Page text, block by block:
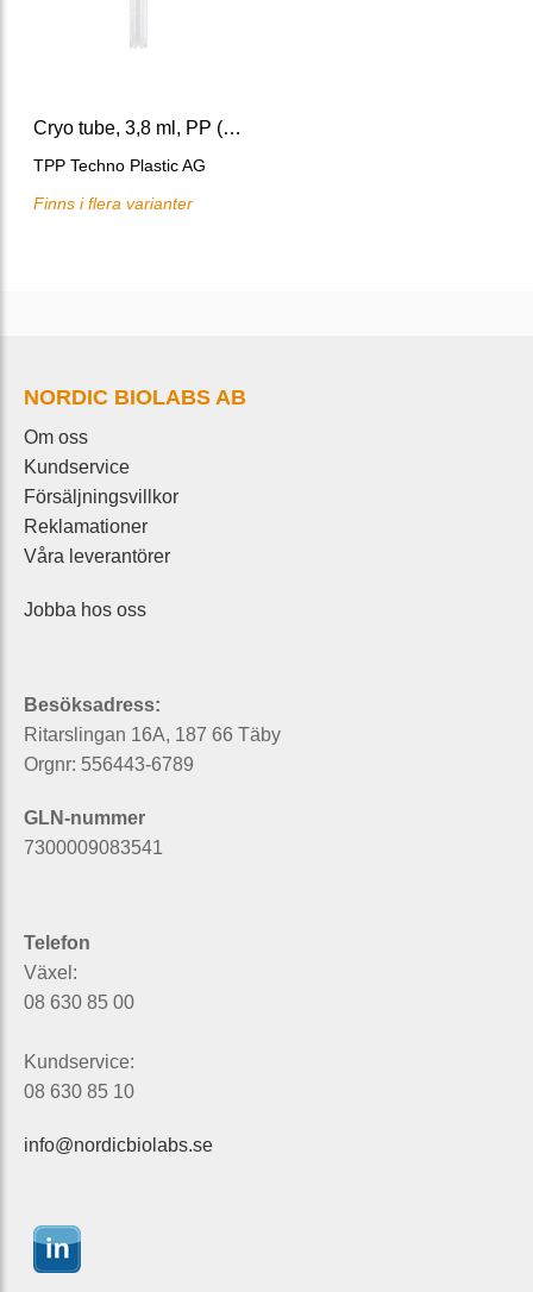
Cryo tube, 3,8 ml, PP (12 x 75 mm)
TPP Techno Plastic AG
Finns i flera varianter
NORDIC BIOLABS AB
Om oss
Kundservice
Försäljningsvillkor
Reklamationer
Våra leverantörer
Jobba hos oss
Besöksadress:
Ritarslingan 16A, 187 66 Täby
Orgnr: 556443-6789
GLN-nummer
7300009083541
Telefon
Växel:
08 630 85 00
Kundservice:
08 630 85 10
info@nordicbiolabs.se